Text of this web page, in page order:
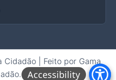
| Feito por Gama